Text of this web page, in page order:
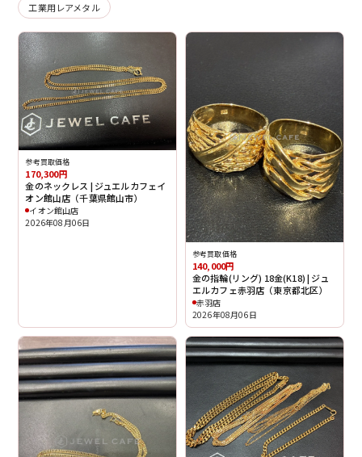
工業用レアメタル
参考買取価格
170,300円
金のネックレス | ジュエルカフェイ
オン館山店（千葉県館山市）
イオン館山店
2026年08月06日
参考買取価格
140,000円
金の指輪(リング) 18金(K18) | ジュ
エルカフェ赤羽店（東京都北区）
赤羽店
2026年08月06日